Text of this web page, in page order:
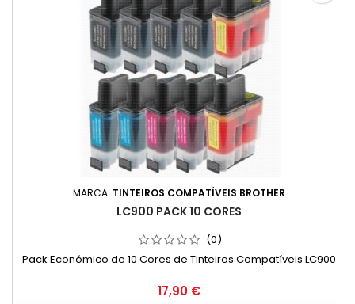
MARCA: TINTEIROS COMPATÍVEIS BROTHER
LC900 PACK 10 CORES
(0)
Pack Económico de 10 Cores de Tinteiros Compatíveis LC900
Preço
17,90 €